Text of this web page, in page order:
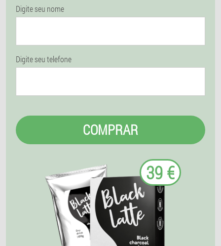
Digite seu nome
Digite seu telefone
COMPRAR
39 €